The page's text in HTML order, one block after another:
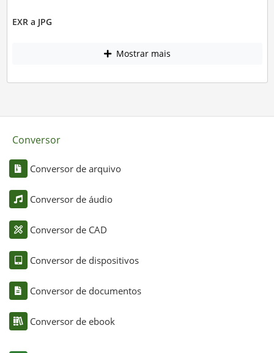
EXR a JPG
Mostrar mais
Conversor
Conversor de arquivo
Conversor de áudio
Conversor de CAD
Conversor de dispositivos
Conversor de documentos
Conversor de ebook